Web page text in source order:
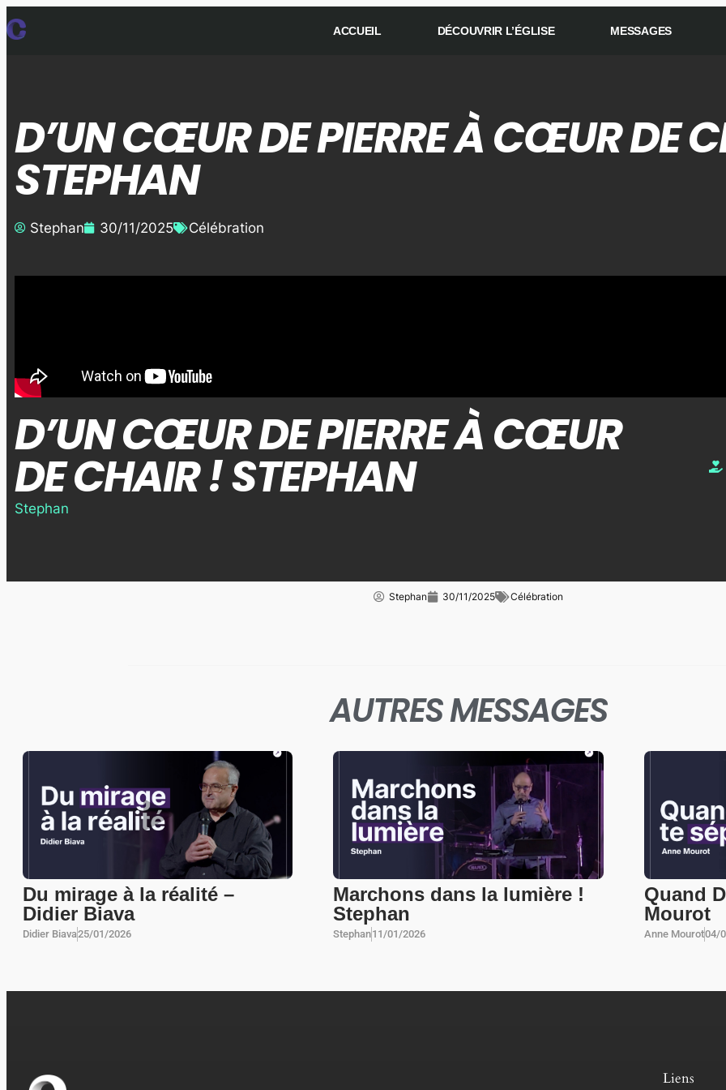
ACCUEIL DÉCOUVRIR L’ÉGLISE MESSAGES
D’UN CŒUR DE PIERRE À CŒUR DE
STEPHAN
Stephan 30/11/2025 Célébration
D’UN CŒUR DE PIERRE À CŒUR
DE CHAIR ! STEPHAN
Stephan
Stephan 30/11/2025 Célébration
AUTRES MESSAGES
Du mirage à la réalité –
Didier Biava
Didier Biava25/01/2026
Marchons dans la lumière !
Stephan
Stephan11/01/2026
Quand
Mourot
Anne Mourot04/
Liens